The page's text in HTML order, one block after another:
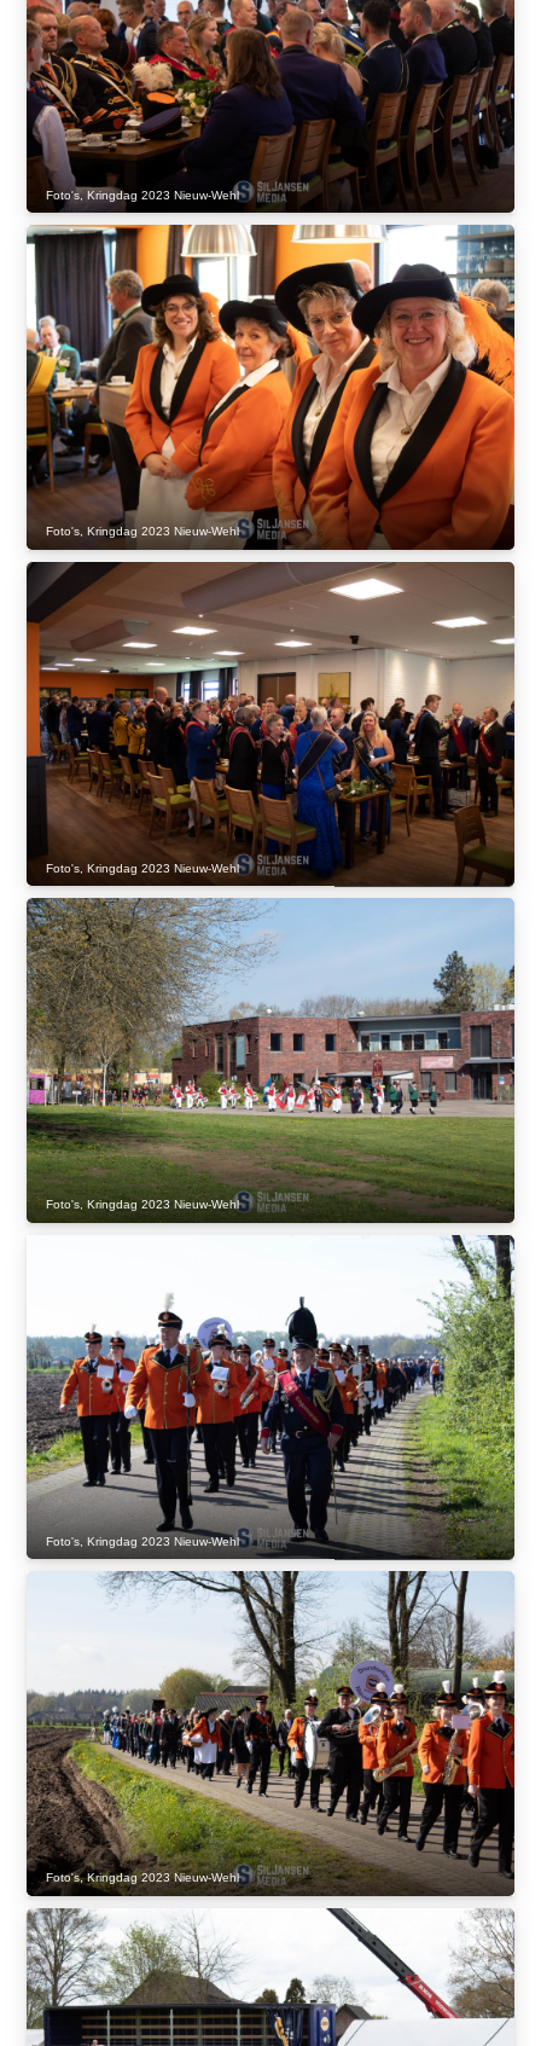
Foto's,Kringdag 2023 Nieuw-Wehl
Foto's ,Kringdag 2023 Nieuw-Wehl
Foto's ,Kringdag 2023 Nieuw-Wehl
Foto's,Kringdag 2023 Nieuw-Wehl
Foto's ,Kringdag 2023 Nieuw-Wehl
Foto's,Kringdag 2023 Nieuw-Wehl